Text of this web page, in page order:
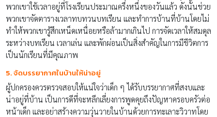
พวกเขาใช้เวลาอยู่ที่โรงเรียนประมาณครึ่งหนึ่งของวันแล้ว ดังนั้นช่วย
พวกเขาจัดตารางเวลาทบทวนบทเรียน และทำการบ้านที่บ้านโดยไม่
ทำให้พวกเขารู้สึกเหน็ดเหนื่อยหรือล้ามากเกินไป การจัดเวลาให้สมดุล
ระหว่างบทเรียน เวลาเล่น และพักผ่อนเป็นสิ่งสำคัญในการมีชีวิตการ
เป็นนักเรียนที่มีคุณภาพ
5. จัดบรรยากาศในบ้านให้น่าอยู่
ผู้ปกครองควรตรวจสอบให้แน่ใจว่าเด็ก ๆ ได้รับบรรยากาศที่สงบและ
น่าอยู่ที่บ้าน เป็นการดีที่จะหลีกเลี่ยงการพูดคุยถึงปัญหาครอบครัวต่อ
หน้าเด็ก และอย่าสร้างความวุ่นวายในบ้านด้วยการทะเลาะวิวาทโดย